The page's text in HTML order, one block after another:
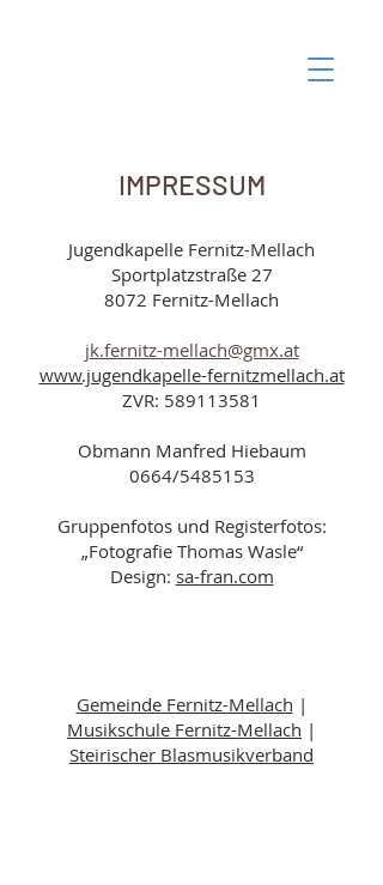
IMPRESSUM
Jugendkapelle Fernitz-Mellach
Sportplatzstraße 27
8072 Fernitz-Mellach
jk.fernitz-mellach@gmx.at
www.jugendkapelle-fernitzmellach.at
ZVR: 589113581
Obmann Manfred Hiebaum
0664/5485153
Gruppenfotos und Registerfotos:
„Fotografie Thomas Wasle“
Design: sa-fran.com
Gemeinde Fernitz-Mellach |
Musikschule Fernitz-Mellach |
Steirischer Blasmusikverband